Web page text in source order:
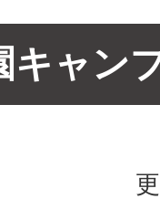
キャン